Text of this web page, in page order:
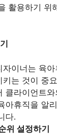
활용하기 위
자이너는 육
키는 것이 중
클라이언트
아휴직을 알
다.
위 설정하기